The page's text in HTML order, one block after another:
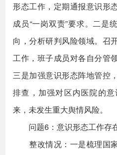
形态工作，定期通报意识形
成员“一岗双责”要求。二是
向，分析研判风险领域。召
工作，班子成员对各自分管
三是加强意识形态阵地管控
排查，加强对区内医院的
来，未发生重大舆情风险。
问题6：意识形态工作存在
整改情况：一是梳理国